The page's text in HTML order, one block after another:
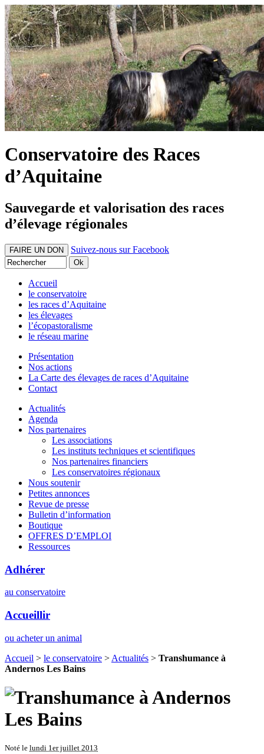
Conservatoire des Races
d’Aquitaine
Sauvegarde et valorisation des races
d’élevage régionales
FAIRE UN DON Suivez-nous sur Facebook
Accueil
le conservatoire
les races d’Aquitaine
les élevages
l’écopastoralisme
le réseau marine
Présentation
Nos actions
La Carte des élevages de races d’Aquitaine
Contact
Actualités
Agenda
Nos partenaires
Les associations
Les instituts techniques et scientifiques
Nos partenaires financiers
Les conservatoires régionaux
Nous soutenir
Petites annonces
Revue de presse
Bulletin d’information
Boutique
OFFRES D’EMPLOI
Ressources
Adhérer
au conservatoire
Accueillir
ou acheter un animal
Accueil > le conservatoire > Actualités > Transhumance à
Andernos Les Bains
Noté le lundi 1er juillet 2013